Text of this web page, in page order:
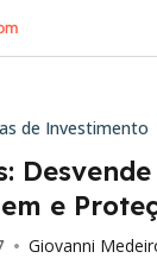
de Investimento
e
• Giovanni